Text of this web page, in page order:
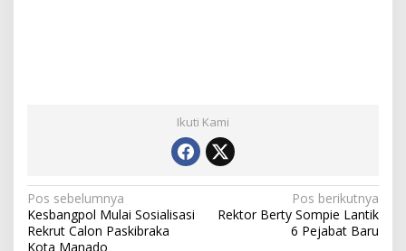
Ikuti Kami
N
a
Pos sebelumnya
Kesbangpol Mulai Sosialisasi
Rekrut Calon Paskibraka
Kota Manado
Pos berikutnya
Rektor Berty Sompie Lantik
6 Pejabat Baru